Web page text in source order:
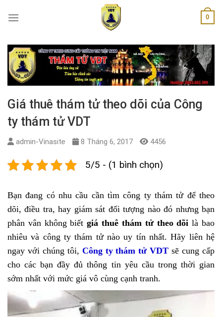
0
Giá thuê thám tử theo dõi của Công
ty thám tử VDT
admin-Vinasite 8 Tháng 6, 2017 4456
5/5 - (1 bình chọn)
Bạn đang có nhu cầu cần tìm công ty thám tử để theo
dõi, điều tra, hay giám sát đối tượng nào đó nhưng bạn
phân vân không biếtgiá thuê thám tử theo dõi là bao
nhiêu và công ty thám tử nào uy tín nhất. Hãy liên hệ
ngay với chúng tôi, Công ty thám tử VDT sẽ cung cấp
cho các bạn đầy đủ thông tin yêu cầu trong thời gian
sớm nhất với mức giá vô cùng cạnh tranh.